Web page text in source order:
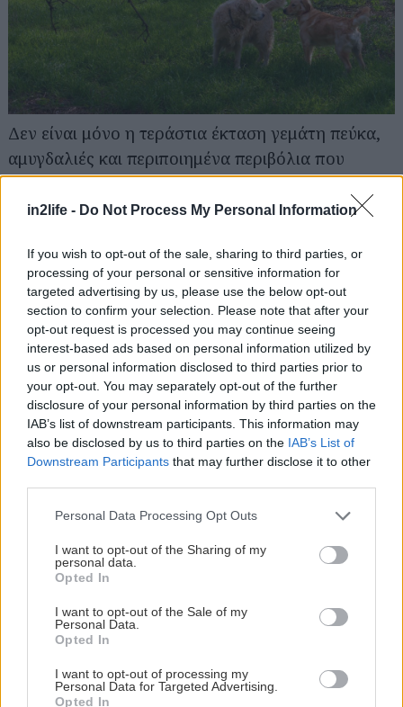
in2life - Do Not Process My Personal Information
If you wish to opt-out of the sale, sharing to third parties, or
processing of your personal or sensitive information for
targeted advertising by us, please use the below opt-out
section to confirm your selection. Please note that after your
opt-out request is processed you may continue seeing
interest-based ads based on personal information utilized by
us or personal information disclosed to third parties prior to
your opt-out. You may separately opt-out of the further
disclosure of your personal information by third parties on the
IAB’s list of downstream participants. This information may
also be disclosed by us to third parties on the IAB’s List of
Downstream Participants that may further disclose it to other
Please note that this website/app uses one or more Google
not limited to your visit or usage behaviour. You may click to
grant or deny consent to Google and its third-party tags to
use your data for below specified purposes in below Google
consent section.
Personal Data Processing Opt Outs
I want to opt-out of the Sharing of my
personal data.
Opted In
I want to opt-out of the Sale of my
Personal Data.
Opted In
I want to opt-out of processing my
Personal Data for Targeted Advertising.
Opted In
Δεν είναι μόνο η τεράστια έκταση γεμάτη πεύκα,
αμυγδαλιές και περιποιημένα περιβόλια που
κάνουν το άλσος Συγγρού μια αναπάντεχα
ανοιξιάτικη όαση, δύο βήματα από την λεωφόρο
που είναι ιδιαίτερα δημοφιλή σε όσους αγαπούν
το τρέξιμο ή τις ποδηλατάδες στη φύση. Είναι και
η παιδική χαρά και οι κατάλληλες για πικνίκ ή
άραγμα εκτάσεις, που καλωσορίζουν όλη την
οικογένεια. Τι άλλο να ζητήσουμε;
Ο Εθνικός Κήπος
Μεγάλος και καταπράσινος, «Βασιλικός» και
ανοιξιάτικος, ο Εθνικός Κήπος εκτείνεται σε 155
στρέμματα –ή 285, αν προσθέσουμε και τα